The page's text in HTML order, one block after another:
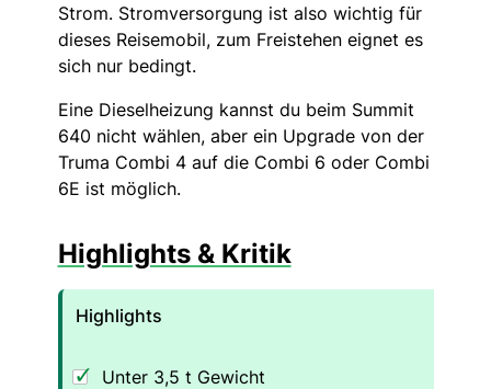
Strom. Stromversorgung ist also wichtig für
dieses Reisemobil, zum Freistehen eignet es
sich nur bedingt.
Eine Dieselheizung kannst du beim Summit
640 nicht wählen, aber ein Upgrade von der
Truma Combi 4 auf die Combi 6 oder Combi
6E ist möglich.
Highlights & Kritik
Highlights
Unter 3,5 t Gewicht